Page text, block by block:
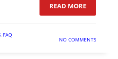
READ MORE: SOL
, FAQ
NO COMMENTS